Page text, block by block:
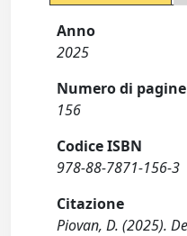
Anno
2025
Numero di pagine
156
Codice ISBN
978-88-7871-156-3
Citazione
Piovan, D. (2025).